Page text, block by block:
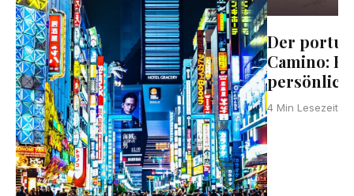
Der
Camino:
4 Min Lesezeit